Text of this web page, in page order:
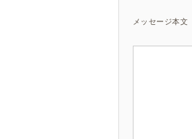
メッセージ本文